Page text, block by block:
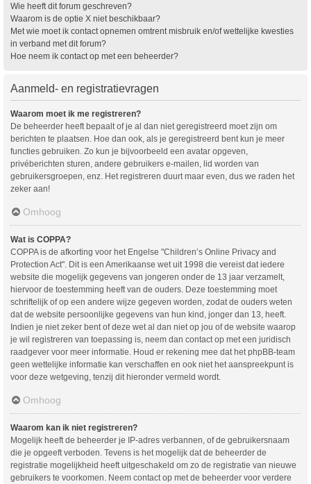
Wie heeft dit forum geschreven?
Waarom is de optie X niet beschikbaar?
Met wie moet ik contact opnemen omtrent misbruik en/of wettelijke kwesties
in verband met dit forum?
Hoe neem ik contact op met een beheerder?
Aanmeld- en registratievragen
Waarom moet ik me registreren?
De beheerder heeft bepaalt of je al dan niet geregistreerd moet zijn om
berichten te plaatsen. Hoe dan ook, als je geregistreerd bent kun je meer
functies gebruiken. Zo kun je bijvoorbeeld een avatar opgeven,
privéberichten sturen, andere gebruikers e-mailen, lid worden van
gebruikersgroepen, enz. Het registreren duurt maar even, dus we raden het
zeker aan!
Omhoog
Wat is COPPA?
COPPA is de afkorting voor het Engelse "Children’s Online Privacy and
Protection Act". Dit is een Amerikaanse wet uit 1998 die vereist dat iedere
website die mogelijk gegevens van jongeren onder de 13 jaar verzamelt,
hiervoor de toestemming heeft van de ouders. Deze toestemming moet
schriftelijk of op een andere wijze gegeven worden, zodat de ouders weten
dat de website persoonlijke gegevens van hun kind, jonger dan 13, heeft.
Indien je niet zeker bent of deze wet al dan niet op jou of de website waarop
je wil registreren van toepassing is, neem dan contact op met een juridisch
raadgever voor meer informatie. Houd er rekening mee dat het phpBB-team
geen wettelijke informatie kan verschaffen en ook niet het aanspreekpunt is
voor deze wetgeving, tenzij dit hieronder vermeld wordt.
Omhoog
Waarom kan ik niet registreren?
Mogelijk heeft de beheerder je IP-adres verbannen, of de gebruikersnaam
die je opgeeft verboden. Tevens is het mogelijk dat de beheerder de
registratie mogelijkheid heeft uitgeschakeld om zo de registratie van nieuwe
gebruikers te voorkomen. Neem contact op met de beheerder voor verdere